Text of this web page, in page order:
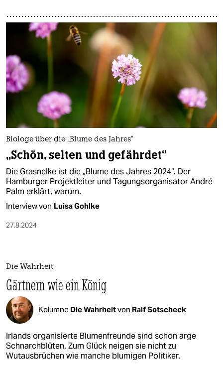
Biologe über die „Blume des Jahres“
„Schön, selten und gefährdet“
Die Grasnelke ist die „Blume des Jahres 2024“. Der
Hamburger Projektleiter und Tagungsorganisator André
Palm erklärt, warum.
Interview von Luisa Gohlke
27.8.2024
Die Wahrheit
Gärtnern wie ein König
Kolumne Die Wahrheitvon Ralf Sotscheck
Irlands organisierte Blumenfreunde sind schon arge
Schnarchblüten. Zum Glück neigen sie nicht zu
Wutausbrüchen wie manche blumigen Politiker.